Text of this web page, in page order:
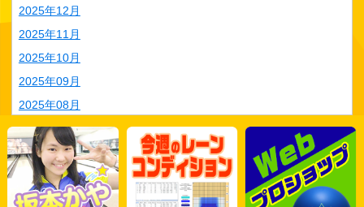
2025年12月
2025年11月
2025年10月
2025年09月
2025年08月
2025年07月
2025年06月
2025年05月
2025年04月